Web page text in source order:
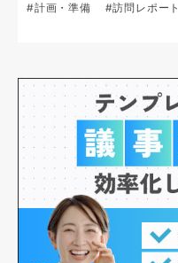
#計画・準備
#訪問レポート